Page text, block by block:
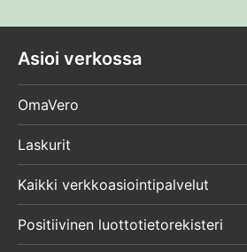
Asioi verkossa
OmaVero
Laskurit
Kaikki verkkoasiointipalvelut
Positiivinen luottotietorekisteri